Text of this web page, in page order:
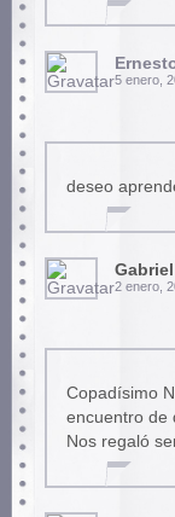
5 enero,
deseo
Gabriel
2 enero,
Copadísimo
encuentro de
Nos regaló